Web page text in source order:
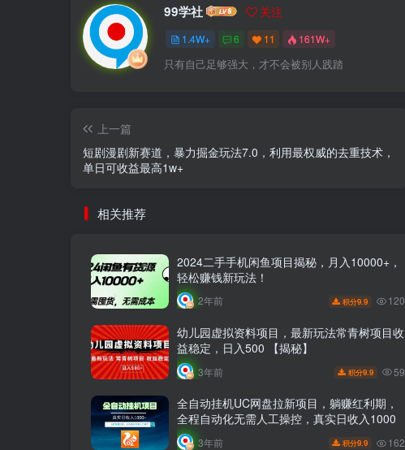
99学社 关注
1.4W+ 6 11 161W+
只有自己足够强大，才不会被别人践踏
上一篇
短剧漫剧新赛道，暴力掘金玩法7.0，利用最权威的去重技术，
单日可收益最高1w+
相关推荐
2024二手手机闲鱼项目揭秘，月入10000+，
轻松赚钱新玩法！
2年前 积分9.9 120
幼儿园虚拟资料项目，最新玩法常青树项目收
益稳定，日入500 【揭秘】
3年前 积分9.9 59
全自动挂机UC网盘拉新项目，躺赚红利期，
全程自动化无需人工操控，真实日收入1000
3年前 积分9.9 162